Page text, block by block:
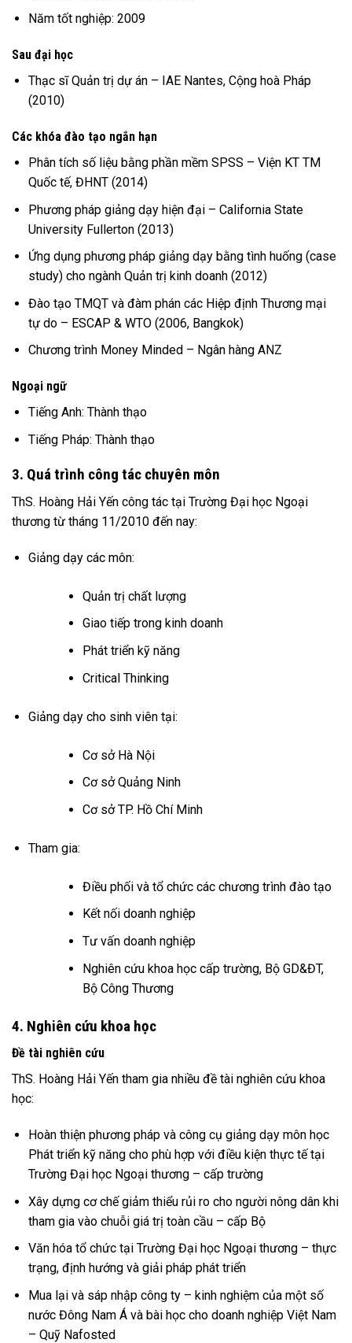
Năm tốt nghiệp: 2009
Sau đại học
Thạc sĩ Quản trị dự án – IAE Nantes, Cộng hoà Pháp
(2010)
Các khóa đào tạo ngắn hạn
Phân tích số liệu bằng phần mềm SPSS – Viện KT TM
Quốc tế, ĐHNT(2014)
Phương pháp giảng dạy hiện đại – California State
University Fullerton (2013)
Ứng dụng phương pháp giảng dạy bằng tình huống (case
study) cho ngành Quản trị kinh doanh(2012)
Đào tạo TMQT và đàm phán các Hiệp định Thương mại
tự do– ESCAP & WTO (2006, Bangkok)
Chương trình Money Minded – Ngân hàng ANZ
Ngoại ngữ
Tiếng Anh: Thành thạo
Tiếng Pháp: Thành thạo
3. Quá trình công tác chuyên môn
ThS. Hoàng Hải Yến công tác tại Trường Đại học Ngoại
thương từ tháng 11/2010 đến nay:
Giảng dạy các môn:
Quản trị chất lượng
Giao tiếp trong kinh doanh
Phát triển kỹ năng
Critical Thinking
Giảng dạy cho sinh viên tại:
Cơ sở Hà Nội
Cơ sở Quảng Ninh
Cơ sở TP. Hồ Chí Minh
Tham gia:
Điều phối và tổ chức các chương trình đào tạo
Kết nối doanh nghiệp
Tư vấn doanh nghiệp
Nghiên cứu khoa học cấp trường, Bộ GD&ĐT,
Bộ Công Thương
4. Nghiên cứu khoa học
Đề tài nghiên cứu
ThS. Hoàng Hải Yến tham gia nhiều đề tài nghiên cứu khoa
học:
Hoàn thiện phương pháp và công cụ giảng dạy môn học
Phát triển kỹ năng cho phù hợp với điều kiện thực tế tại
Trường Đại học Ngoại thương– cấp trường
Xây dựng cơ chế giảm thiểu rủi ro cho người nông dân khi
tham gia vào chuỗi giá trị toàn cầu– cấp Bộ
Văn hóa tổ chức tại Trường Đại học Ngoại thương – thực
trạng, định hướng và giải pháp phát triển
Mua lại và sáp nhập công ty – kinh nghiệm của một số
nước Đông Nam Á và bài học cho doanh nghiệp Việt Nam
– Quỹ Nafosted